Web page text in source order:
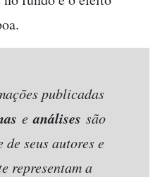
publicadas
eanálises são
seus autores e
representam a